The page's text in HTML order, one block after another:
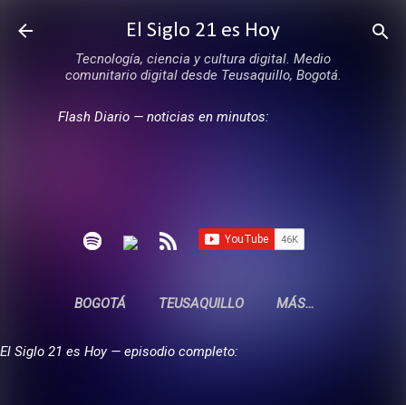
Ir al contenido principal
El Siglo 21 es Hoy
Tecnología, ciencia y cultura digital. Medio
comunitario digital desde Teusaquillo, Bogotá.
Flash Diario — noticias en minutos:
BOGOTÁ TEUSAQUILLO MÁS…
El Siglo 21 es Hoy — episodio completo: